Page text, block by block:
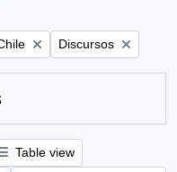
Remove filter:
Discursos
Table view